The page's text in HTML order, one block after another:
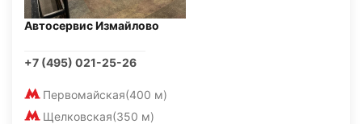
Автосервис Измайлово
+7 (495) 021-25-26
Первомайская(400 м)
Щелковская(350 м)